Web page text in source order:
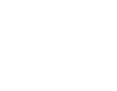
าทั้งคืน ก่อนพิจารณาจะให้
ชน วันนี้ (19 มี.ค.) จะคุมตัว
นเท่ากับคดีนี้ ตำรวจจับผู้